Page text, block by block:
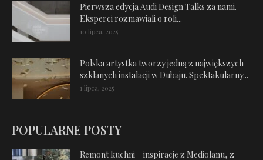
Pierwsza edycja Audi Design Talks za nami.
Eksperci rozmawiali o roli...
10 lipca, 2025
Polska artystka tworzy jedną z największych
szklanych instalacji w Dubaju. Spektakularny...
1 lipca, 2025
POPULARNE POSTY
Remont kuchni – inspiracje z Mediolanu, z